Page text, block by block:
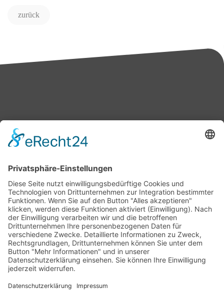
zurück
Bärbel Bas
Presse & Downloads
Pressemitteilungen
Pressefotos
BASis Info
Newsletter-Abo